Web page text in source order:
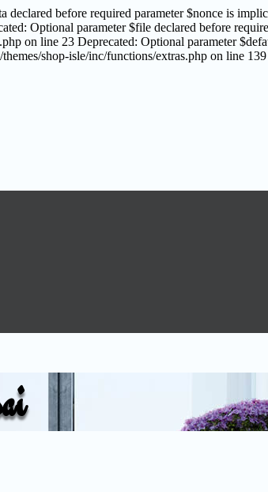
declared before required parameter $nonce is
Optional parameter $file declared before
on line 23 Deprecated: Optional parameter
shop-isle/inc/functions/extras.php on line 139